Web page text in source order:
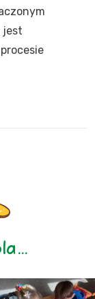
jest